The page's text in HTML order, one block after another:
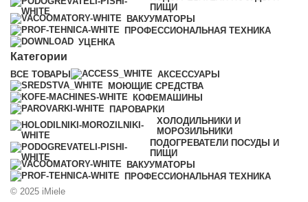
ПИЩИ
ВАКУУМАТОРЫ
ПРОФЕССИОНАЛЬНАЯ ТЕХНИКА
УЦЕНКА
Категории
ВСЕ ТОВАРЫ
АКСЕССУАРЫ
МОЮЩИЕ СРЕДСТВА
КОФЕМАШИНЫ
ПАРОВАРКИ
ХОЛОДИЛЬНИКИ И
МОРОЗИЛЬНИКИ
ПОДОГРЕВАТЕЛИ ПОСУДЫ И
ПИЩИ
ВАКУУМАТОРЫ
ПРОФЕССИОНАЛЬНАЯ ТЕХНИКА
© 2025 iMiele